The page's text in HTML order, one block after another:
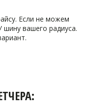
Если не можем
вашего радиуса.